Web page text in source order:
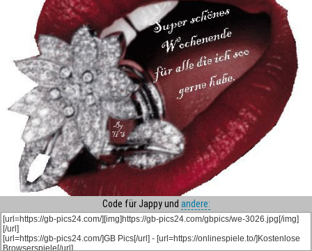
Code für Jappy und andere: